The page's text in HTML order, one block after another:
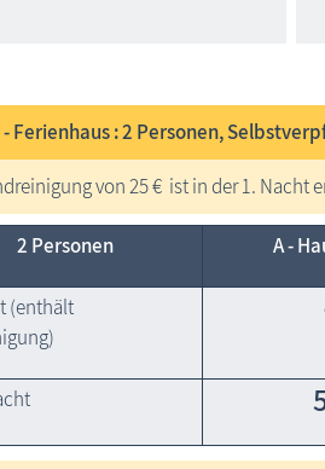
Ferienhaus : 2 Personen,
von 25 € ist in der 1. Nacht
2 Personen A -
(enthält